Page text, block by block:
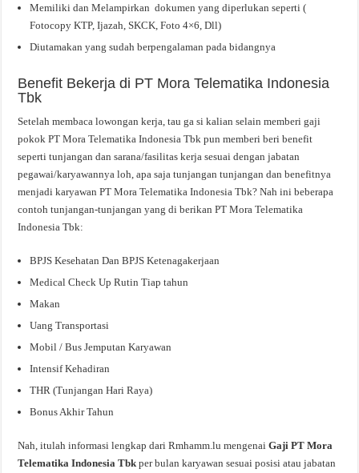
Memiliki dan Melampirkan dokumen yang diperlukan seperti (
Fotocopy KTP, Ijazah, SKCK, Foto 4×6, Dll)
Diutamakan yang sudah berpengalaman pada bidangnya
Benefit Bekerja di PT Mora Telematika Indonesia
Tbk
Setelah membaca lowongan kerja, tau ga si kalian selain memberi gaji
pokok PT Mora Telematika Indonesia Tbk pun memberi beri benefit
seperti tunjangan dan sarana/fasilitas kerja sesuai dengan jabatan
pegawai/karyawannya loh, apa saja tunjangan tunjangan dan benefitnya
menjadi karyawan PT Mora Telematika Indonesia Tbk? Nah ini beberapa
contoh tunjangan-tunjangan yang di berikan PT Mora Telematika
Indonesia Tbk:
BPJS Kesehatan Dan BPJS Ketenagakerjaan
Medical Check Up Rutin Tiap tahun
Makan
Uang Transportasi
Mobil / Bus Jemputan Karyawan
Intensif Kehadiran
THR (Tunjangan Hari Raya)
Bonus Akhir Tahun
Nah, itulah informasi lengkap dari Rmhamm.lu mengenaiGaji PT Mora
Telematika Indonesia Tbkper bulan karyawan sesuai posisi atau jabatan